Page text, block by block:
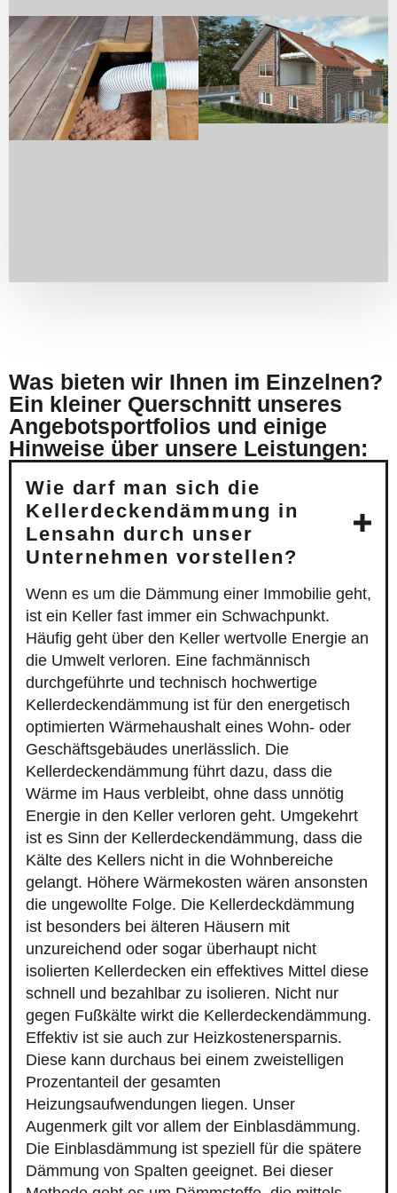
Was bieten wir Ihnen im Einzelnen?
Ein kleiner Querschnitt unseres
Angebotsportfolios und einige
Hinweise über unsere Leistungen:
Wie darf man sich die
Kellerdeckendämmung in
Lensahn durch unser
Unternehmen vorstellen?
Wenn es um die Dämmung einer Immobilie geht,
ist ein Keller fast immer ein Schwachpunkt.
Häufig geht über den Keller wertvolle Energie an
die Umwelt verloren. Eine fachmännisch
durchgeführte und technisch hochwertige
Kellerdeckendämmung ist für den energetisch
optimierten Wärmehaushalt eines Wohn- oder
Geschäftsgebäudes unerlässlich. Die
Kellerdeckendämmung führt dazu, dass die
Wärme im Haus verbleibt, ohne dass unnötig
Energie in den Keller verloren geht. Umgekehrt
ist es Sinn der Kellerdeckendämmung, dass die
Kälte des Kellers nicht in die Wohnbereiche
gelangt. Höhere Wärmekosten wären ansonsten
die ungewollte Folge. Die Kellerdeckdämmung
ist besonders bei älteren Häusern mit
unzureichend oder sogar überhaupt nicht
isolierten Kellerdecken ein effektives Mittel diese
schnell und bezahlbar zu isolieren. Nicht nur
gegen Fußkälte wirkt die Kellerdeckendämmung.
Effektiv ist sie auch zur Heizkostenersparnis.
Diese kann durchaus bei einem zweistelligen
Prozentanteil der gesamten
Heizungsaufwendungen liegen. Unser
Augenmerk gilt vor allem der Einblasdämmung.
Die Einblasdämmung ist speziell für die spätere
Dämmung von Spalten geeignet. Bei dieser